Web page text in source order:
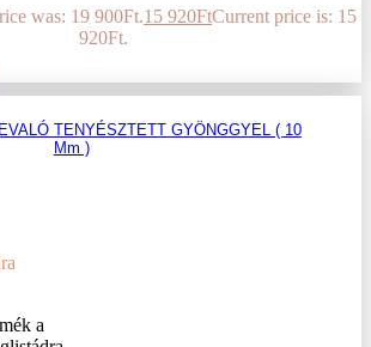
was: 19 900Ft.15 920FtCurrent price is: 15
920Ft.
TENYÉSZTETT GYÖNGGYEL ( 10
Mm )